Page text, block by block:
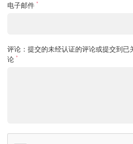
电子邮件 *
评论：提交的未经认证的评论或提交到已
论 *